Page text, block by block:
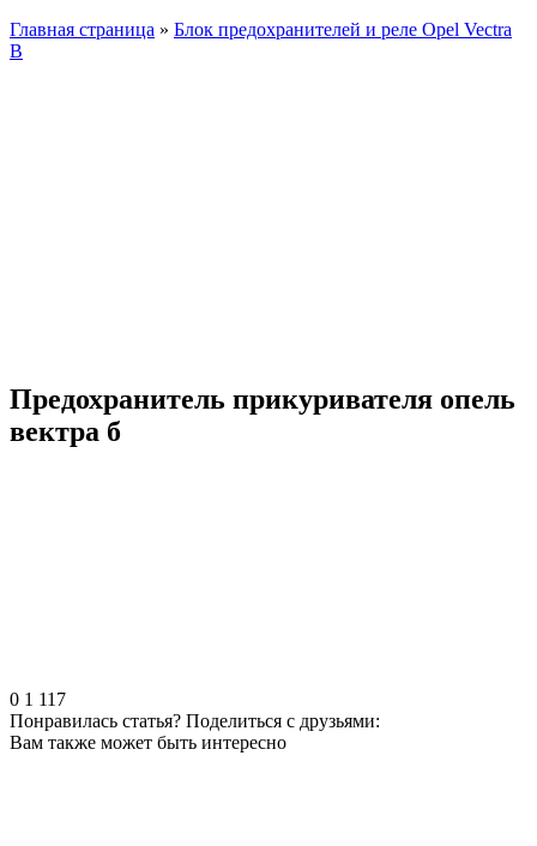
Главная страница » Блок предохранителей и реле Opel Vectra
B
Предохранитель прикуривателя опель
вектра б
0 1 117
Понравилась статья? Поделиться с друзьями:
Вам также может быть интересно